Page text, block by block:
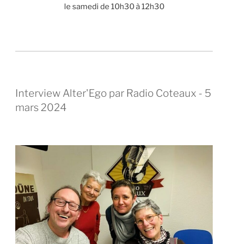
le samedi de 10h30 à 12h30
Interview Alter'Ego par Radio Coteaux - 5
mars 2024